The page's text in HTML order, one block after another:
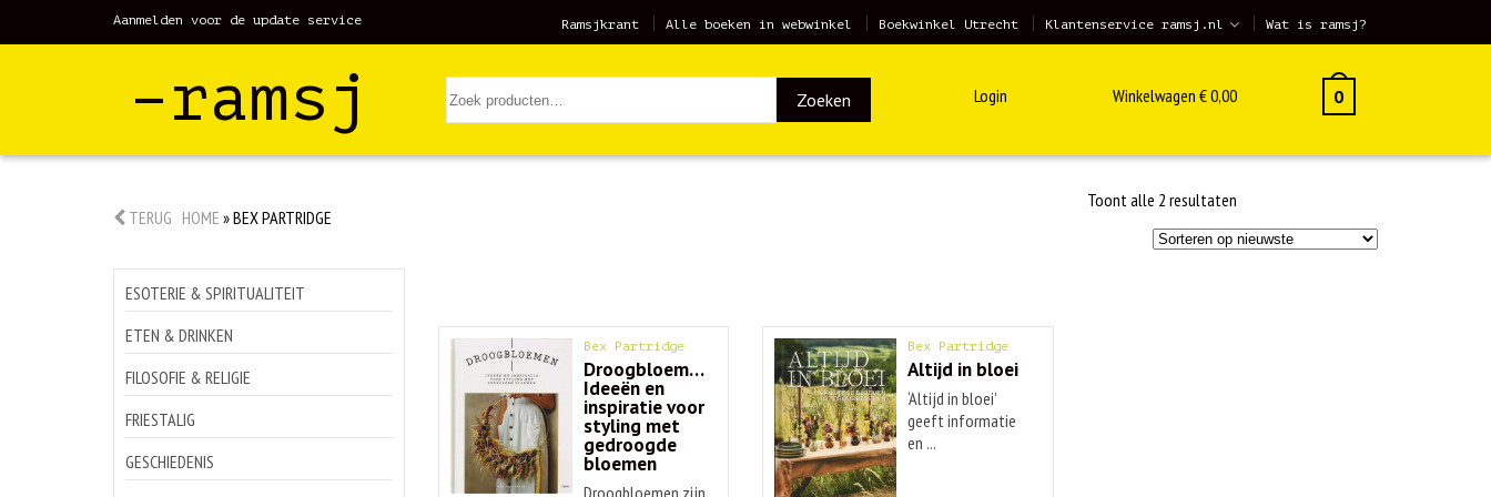
Aanmelden voor de update service Ramsjkrant Alle boeken in webwinkel Boekwinkel Utrecht Klantenservice ramsj.nl Wat is ramsj?
–ramsj Zoeken Login Winkelwagen €0,00 0
TERUG HOME »BEX PARTRIDGE
Toont alle 2 resultatenGesorteerd
nieuwste
ESOTERIE & SPIRITUALITEIT
ETEN & DRINKEN
FILOSOFIE & RELIGIE
FRIESTALIG
GESCHIEDENIS
Bex Partridge
Droogbloemen.
Ideeën en
inspiratie voor
styling met
gedroogde
bloemen
Droogbloemen zijn
Bex Partridge
Altijd in bloei
‘Altijd in bloei’
geeft informatie
en ...